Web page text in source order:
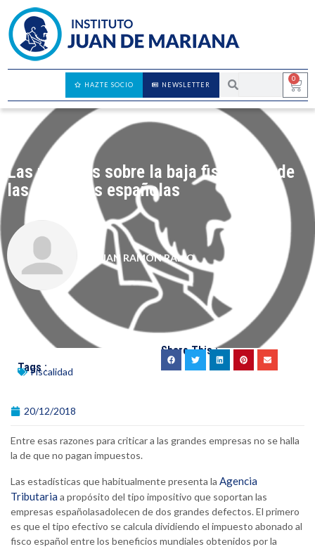
0
NEWSLETTER
HAZTE SOCIO
Las mentiras sobre la baja fiscalidad de
las empresas españolas
JUAN RAMÓN RALLO
Tags :Fiscalidad
Share This :
20/12/2018
Entre esas razones para criticar a las grandes empresas no se halla
la de que no pagan impuestos.
Las estadísticas que habitualmente presenta la Agencia
Tributaria a propósito del tipo impositivo que soportan las
empresas españolasadolecen de dos grandes defectos. El primero
es que el tipo efectivo se calcula dividiendo el impuesto abonado al
fisco español entre los beneficios mundiales obtenidos por la